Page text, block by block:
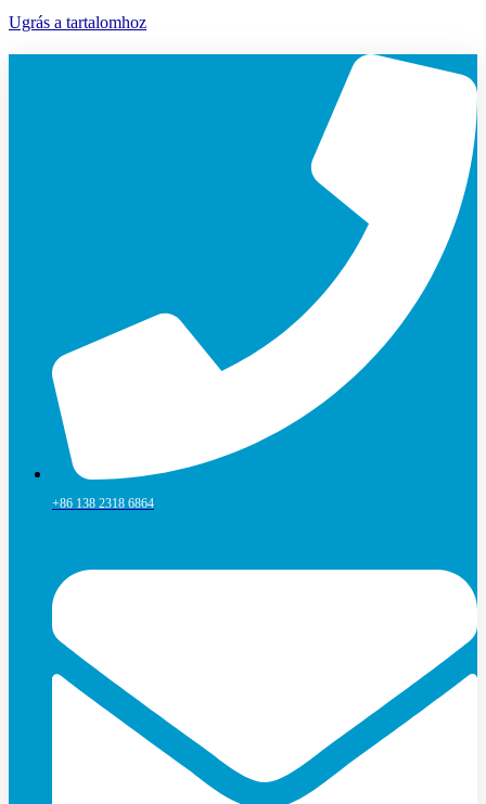
Ugrás a tartalomhoz
+86 138 2318 6864